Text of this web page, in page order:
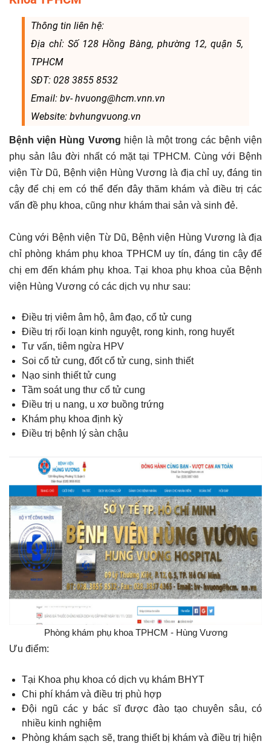
Thông tin liên hệ:
Địa chỉ: Số 128 Hồng Bàng, phường 12, quận 5,
TPHCM
SĐT: 028 3855 8532
Email: bv- hvuong@hcm.vnn.vn
Website: bvhungvuong.vn
Bệnh viện Hùng Vương hiện là một trong các bệnh viện
phụ sản lâu đời nhất có mặt tại TPHCM. Cùng với Bệnh
viện Từ Dũ, Bệnh viện Hùng Vương là địa chỉ uy, đáng tin
cậy để chị em có thể đến đây thăm khám và điều trị các
vấn đề phụ khoa, cũng như khám thai sản và sinh đẻ.
Cùng với Bệnh viện Từ Dũ, Bệnh viện Hùng Vương là địa
chỉ phòng khám phụ khoa TPHCM uy tín, đáng tin cậy để
chị em đến khám phụ khoa. Tại khoa phụ khoa của Bệnh
viện Hùng Vương có các dịch vụ như sau:
Điều trị viêm âm hộ, âm đạo, cổ tử cung
Điều trị rối loạn kinh nguyệt, rong kinh, rong huyết
Tư vấn, tiêm ngừa HPV
Soi cổ tử cung, đốt cổ tử cung, sinh thiết
Nạo sinh thiết tử cung
Tầm soát ung thư cổ tử cung
Điều trị u nang, u xơ buồng trứng
Khám phụ khoa định kỳ
Điều trị bệnh lý sàn chậu
Phòng khám phụ khoa TPHCM - Hùng Vương
Ưu điểm:
Tại Khoa phụ khoa có dịch vụ khám BHYT
Chi phí khám và điều trị phù hợp
Đội ngũ các y bác sĩ được đào tạo chuyên sâu, có
nhiều kinh nghiệm
Phòng khám sạch sẽ, trang thiết bị khám và điều trị hiện